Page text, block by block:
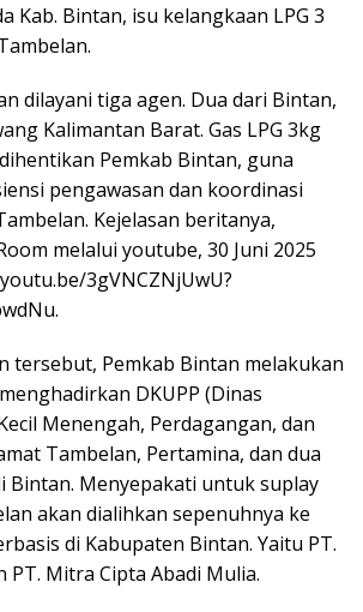
Kab. Bintan, isu kelangkaan LPG 3
dilayani tiga agen. Dua dari Bintan,
Kalimantan Barat. Gas LPG 3kg
Pemkab Bintan, guna
pengawasan dan koordinasi
Kejelasan beritanya,
melalui youtube, 30 Juni 2025
3gVNCZNjUwU?
tersebut, Pemkab Bintan melakukan
DKUPP (Dinas
Menengah, Perdagangan, dan
Tambelan, Pertamina, dan dua
Bintan. Menyepakati untuk suplay
akan dialihkan sepenuhnya ke
di Kabupaten Bintan. Yaitu PT.
PT. Mitra Cipta Abadi Mulia.